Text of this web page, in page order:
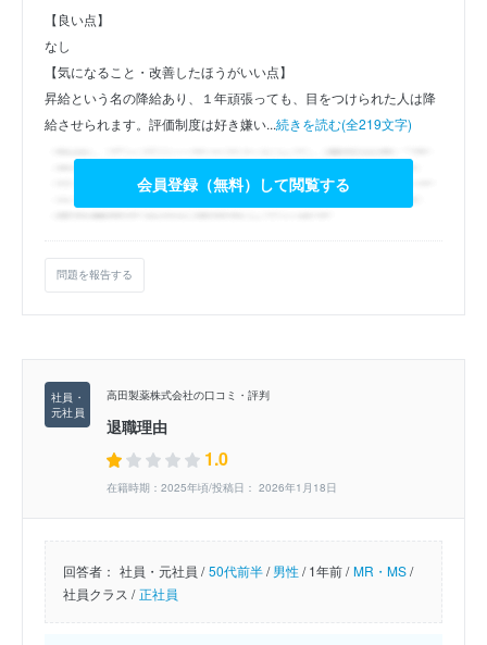
【良い点】
なし
【気になること・改善したほうがいい点】
昇給という名の降給あり、１年頑張っても、目をつけられた人は降
給させられます。評価制度は好き嫌い...続きを読む(全219文字)
会員登録（無料）して閲覧する
問題を報告する
高田製薬株式会社の口コミ・評判
退職理由
1.0
在籍時期：2025年頃/投稿日： 2026年1月18日
回答者： 社員・元社員 / 50代前半/男性/1年前 / MR・MS/
社員クラス / 正社員